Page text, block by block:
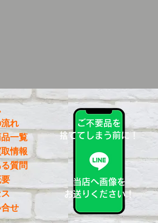
れ
一覧
情報
質問
せ
ご不要品を
捨ててしまう前に！
当店へ画像を
お送りください！